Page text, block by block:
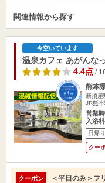
関連情報から探す
今空いています
温泉カフェ あがんな
4.4点/
熊本
新須屋
JR熊
営業
入浴
日帰り
クー
クーポン ＜平日のみ＞フ